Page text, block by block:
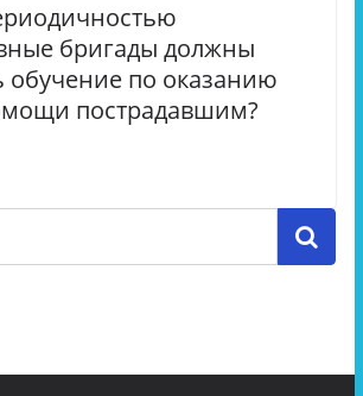
бригады должны
обучение по оказанию
пострадавшим?